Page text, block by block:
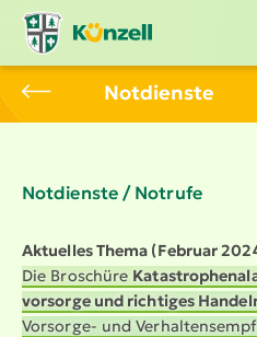
Notdienste
Notdienste / Notrufe
Aktuelles Thema (Februar
Die Broschüre
vor­sorge und richtiges
Vorsorge- und